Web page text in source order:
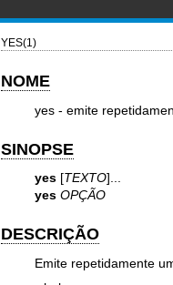
YES(1)
NOME
yes - emite
SINOPSE
yes[TEXTO]...
yes OPÇÃO
DESCRIÇÃO
Emite repetidamente